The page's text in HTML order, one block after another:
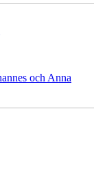
och Anna